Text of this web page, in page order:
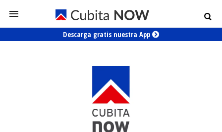
Descarga gratis nuestra App